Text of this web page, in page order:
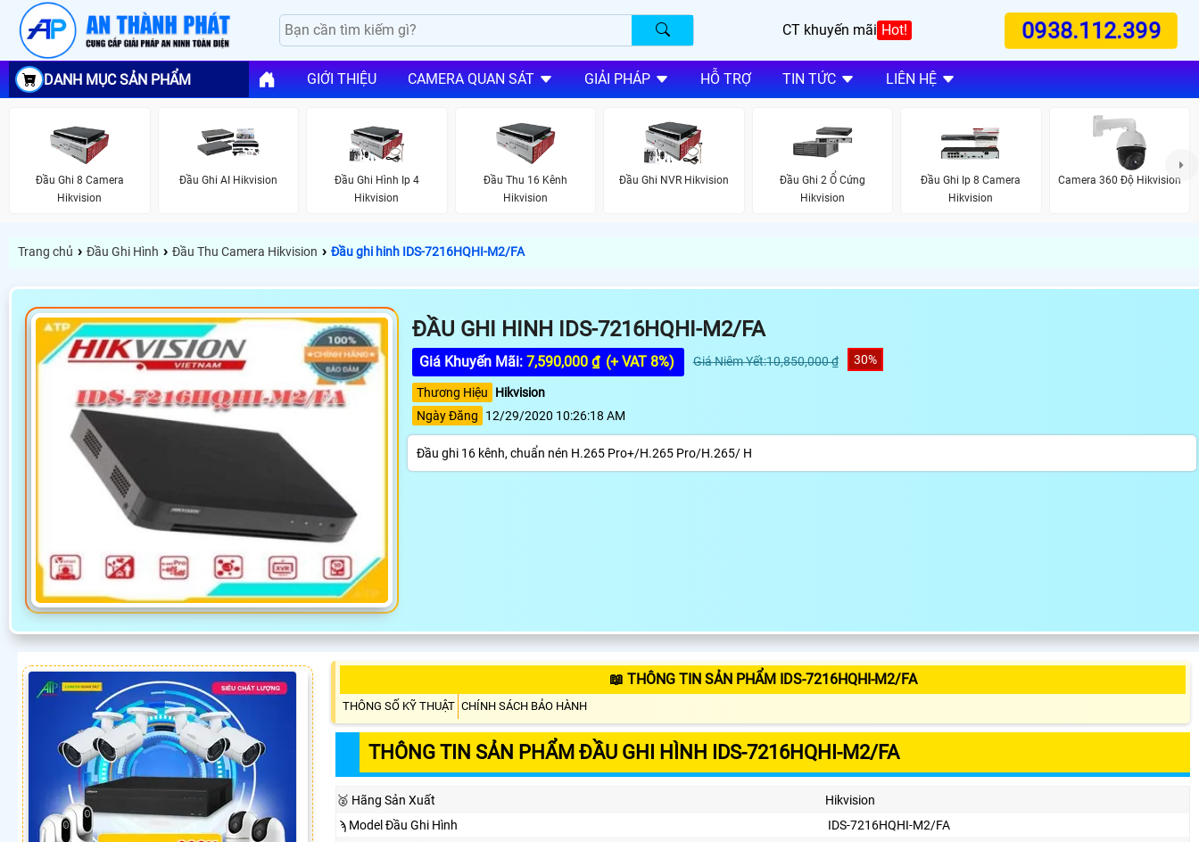
CT khuyến mãi Hot! 0938.112.399
DANH MỤC SẢN PHẨM GIỚI THIỆU CAMERA QUAN SÁT GIẢI PHÁP HỖ TRỢ TIN TỨC LIÊN HỆ
Đầu Ghi 8 Camera
Hikvision
Đầu Ghi AI Hikvision
Đầu Ghi Hình Ip 4
Hikvision
Đầu Thu 16 Kênh
Hikvision
Đầu Ghi NVR Hikvision
Đầu Ghi 2 Ổ Cứng
Hikvision
Đầu Ghi Ip 8 Camera
Hikvision
Camera 360 Độ Hikvision
Trang chủ › Đầu Ghi Hình › Đầu Thu Camera Hikvision › Đầu ghi hinh IDS-7216HQHI-M2/FA
ĐẦU GHI HINH IDS-7216HQHI-M2/FA
Giá Khuyến Mãi: 7,590,000 ₫ (+ VAT 8%) Giá Niêm Yết:10,850,000 ₫ 30%
Thương Hiệu
Hikvision
Ngày Đăng
12/29/2020 10:26:18 AM
Đầu ghi 16 kênh, chuẩn nén H.265 Pro+/H.265 Pro/H.265/ H
📖 THÔNG TIN SẢN PHẨM IDS-7216HQHI-M2/FA
THÔNG SỐ KỸ THUẬT CHÍNH SÁCH BẢO HÀNH
THÔNG TIN SẢN PHẨM ĐẦU GHI HÌNH IDS-7216HQHI-M2/FA
🥈️ Hãng Sản Xuất
Hikvision
ϡ Model Đầu Ghi Hình
IDS-7216HQHI-M2/FA